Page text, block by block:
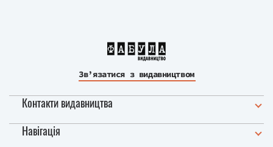
Зв’язатися з видавництвом
Контакти видавництва
Навігація